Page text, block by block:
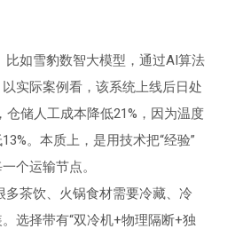
比如雪豹数智大模型，通过AI算法
实际案例看，该系统上线后日处
仓储人工成本降低21%，因为温度
。本质上，是用技术把“经验”
个运输节点。
多茶饮、火锅食材需要冷藏、冷
选择带有“双冷机+物理隔断+独